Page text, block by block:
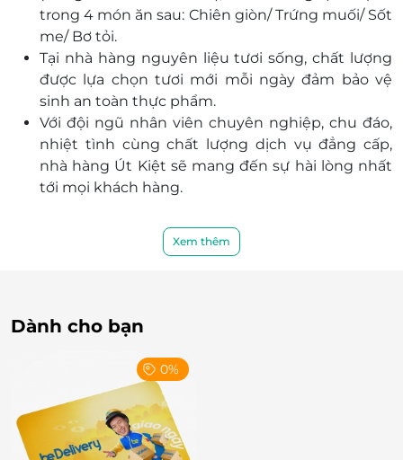
cụ thể (phí ship tính theo app Grab hoặc
AhaMove).
Một khách hàng được mua nhiều E-Voucher/E-
Coupon
E-Voucher/E-Coupon không có giá trị quy đổi
thành tiền mặt, không trả lại tiền thừa.
Không áp dụng đồng thời cùng lúc với các
chương trình khuyến mại khác
trong 4 món ăn sau: Chiên giòn/ Trứng muối/ Sốt
me/ Bơ tỏi.
Tại nhà hàng nguyên liệu tươi sống, chất lượng
được lựa chọn tươi mới mỗi ngày đảm bảo vệ
sinh an toàn thực phẩm.
Với đội ngũ nhân viên chuyên nghiệp, chu đáo,
nhiệt tình cùng chất lượng dịch vụ đẳng cấp,
nhà hàng Út Kiệt sẽ mang đến sự hài lòng nhất
tới mọi khách hàng.
Xem thêm
Dành cho bạn
0%